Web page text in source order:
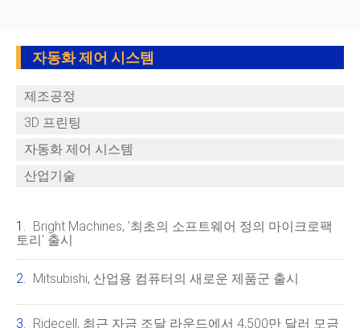
자동화 제어 시스템
제조공정
3D 프린팅
자동화 제어 시스템
산업기술
Bright Machines, '최초의 소프트웨어 정의 마이크로팩
토리' 출시
Mitsubishi, 산업용 컴퓨터의 새로운 제품군 출시
Ridecell, 최근 자금 조달 라운드에서 4,500만 달러 모금